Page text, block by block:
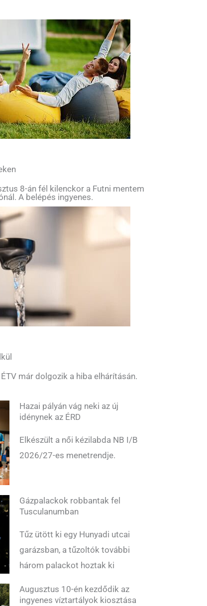
8-án fél kilenckor a Futni mentem
A belépés ingyenes.
már dolgozik a hiba elhárításán.
Hazai pályán vág neki az új
idénynek az ÉRD
Elkészült a női kézilabda NB I/B
2026/27-es menetrendje.
Gázpalackok robbantak fel
Tusculanumban
Tűz ütött ki egy Hunyadi utcai
garázsban, a tűzoltók további
három palackot hoztak ki
Augusztus 10-én kezdődik az
ingyenes víztartályok kiosztása